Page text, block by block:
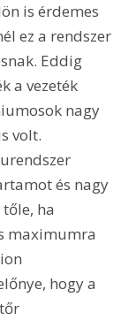
is érdemes
ez a rendszer
Eddig
a vezeték
nagy
volt.
és nagy
ha
maximumra
hogy a